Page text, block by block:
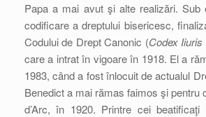
Papa a mai avut şi alte realizări.
codificare a dreptului bisericesc,
Codului de Drept Canonic (Codex
care a intrat în vigoare în 1918. El a
1983, când a fost înlocuit de actualul
Benedict a mai rămas faimos şi pentru
d’Arc, în 1920. Printre cei